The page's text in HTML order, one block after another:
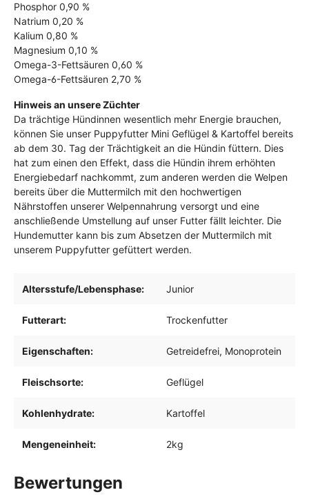
Phosphor 0,90 %
Natrium 0,20 %
Kalium 0,80 %
Magnesium 0,10 %
Omega-3-Fettsäuren 0,60 %
Omega-6-Fettsäuren 2,70 %
Hinweis an unsere Züchter
Da trächtige Hündinnen wesentlich mehr Energie brauchen,
können Sie unser Puppyfutter Mini Geflügel & Kartoffel bereits
ab dem 30. Tag der Trächtigkeit an die Hündin füttern. Dies
hat zum einen den Effekt, dass die Hündin ihrem erhöhten
Energiebedarf nachkommt, zum anderen werden die Welpen
bereits über die Muttermilch mit den hochwertigen
Nährstoffen unserer Welpennahrung versorgt und eine
anschließende Umstellung auf unser Futter fällt leichter. Die
Hundemutter kann bis zum Absetzen der Muttermilch mit
unserem Puppyfutter gefüttert werden.
Altersstufe/Lebensphase: Junior
Futterart: Trockenfutter
Eigenschaften: Getreidefrei, Monoprotein
Fleischsorte: Geflügel
Kohlenhydrate: Kartoffel
Mengeneinheit: 2kg
Bewertungen